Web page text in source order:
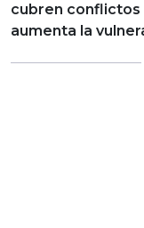
cubren conflictos
aumenta la